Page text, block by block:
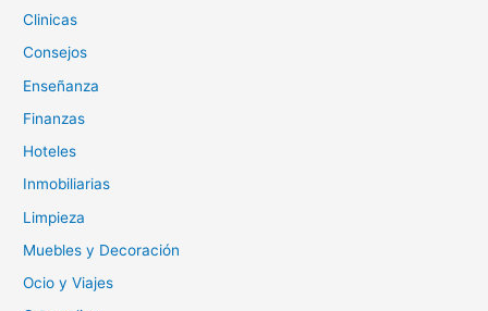
Clinicas
Consejos
Enseñanza
Finanzas
Hoteles
Inmobiliarias
Limpieza
Muebles y Decoración
Ocio y Viajes